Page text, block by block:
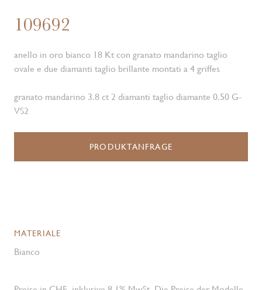
109692
anello in oro bianco 18 Kt con granato mandarino taglio
ovale e due diamanti taglio brillante montati a 4 griffes
granato mandarino 3.8 ct 2 diamanti taglio diamante 0.50 G-
VS2
PRODUKTANFRAGE
MATERIALE
Bianco